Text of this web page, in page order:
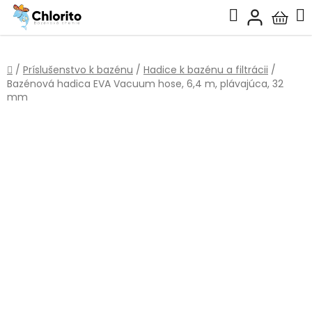
Prejsť
obsah
Hľadať
košík
Domov
/ Príslušenstvo k bazénu / Hadice k bazénu a filtrácii /
Bazénová hadica EVA Vacuum hose, 6,4 m, plávajúca, 32
mm